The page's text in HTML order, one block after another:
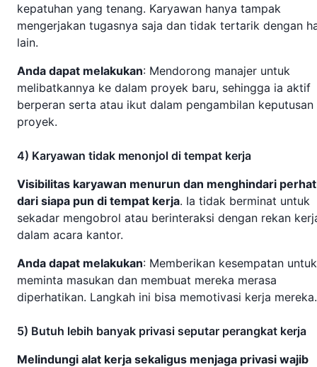
kepatuhan yang tenang. Karyawan hanya tampak
mengerjakan tugasnya saja dan tidak tertarik dengan
lain.
Anda dapat melakukan: Mendorong manajer untuk
melibatkannya ke dalam proyek baru, sehingga ia aktif
berperan serta atau ikut dalam pengambilan keputusan
proyek.
4) Karyawan tidak menonjol di tempat kerja
Visibilitas karyawan menurun dan menghindari
dari siapa pun di tempat kerja. Ia tidak berminat untuk
sekadar mengobrol atau berinteraksi dengan rekan
dalam acara kantor.
Anda dapat melakukan: Memberikan kesempatan untuk
meminta masukan dan membuat mereka merasa
diperhatikan. Langkah ini bisa memotivasi kerja
5) Butuh lebih banyak privasi seputar perangkat kerja
Melindungi alat kerja sekaligus menjaga privasi wajib